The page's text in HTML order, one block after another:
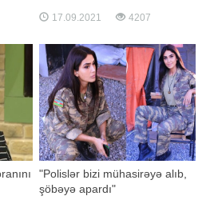
"Xəzər TV" ilə anlaşıb. Onun
proqramının adı "Sənətdən kənar"
məlumat yayıb. Verilişin çəkilişləri
bir neçə gündü
17.09.2021 4207
"Polislər bizi mühasirəyə alıb,
şöbəyə apardı"